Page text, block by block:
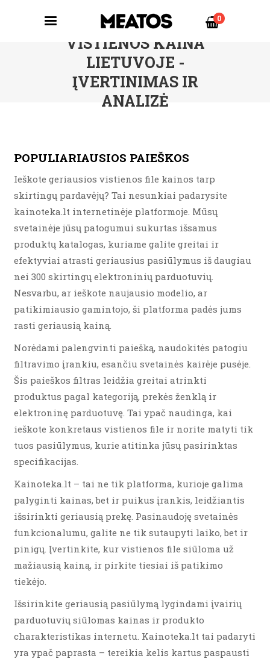
0
VISTIENOS KAINA
LIETUVOJE -
ĮVERTINIMAS IR
ANALIZĖ
POPULIARIAUSIOS PAIEŠKOS
Ieškote geriausios vistienos file kainos tarp
skirtingų pardavėjų? Tai nesunkiai padarysite
kainoteka.lt internetinėje platformoje. Mūsų
svetainėje jūsų patogumui sukurtas išsamus
produktų katalogas, kuriame galite greitai ir
efektyviai atrasti geriausius pasiūlymus iš daugiau
nei 300 skirtingų elektroninių parduotuvių.
Nesvarbu, ar ieškote naujausio modelio, ar
patikimiausio gamintojo, ši platforma padės jums
rasti geriausią kainą.
Norėdami palengvinti paiešką, naudokitės patogiu
filtravimo įrankiu, esančiu svetainės kairėje pusėje.
Šis paieškos filtras leidžia greitai atrinkti
produktus pagal kategoriją, prekės ženklą ir
elektroninę parduotuvę. Tai ypač naudinga, kai
ieškote konkretaus vistienos file ir norite matyti tik
tuos pasiūlymus, kurie atitinka jūsų pasirinktas
specifikacijas.
Kainoteka.lt – tai ne tik platforma, kurioje galima
palyginti kainas, bet ir puikus įrankis, leidžiantis
išsirinkti geriausią prekę. Pasinaudoję svetainės
funkcionalumu, galite ne tik sutaupyti laiko, bet ir
pinigų. Įvertinkite, kur vistienos file siūloma už
mažiausią kainą, ir pirkite tiesiai iš patikimo
tiekėjo.
Išsirinkite geriausią pasiūlymą lygindami įvairių
parduotuvių siūlomas kainas ir produkto
charakteristikas internetu. Kainoteka.lt tai padaryti
yra ypač paprasta – tereikia kelis kartus paspausti